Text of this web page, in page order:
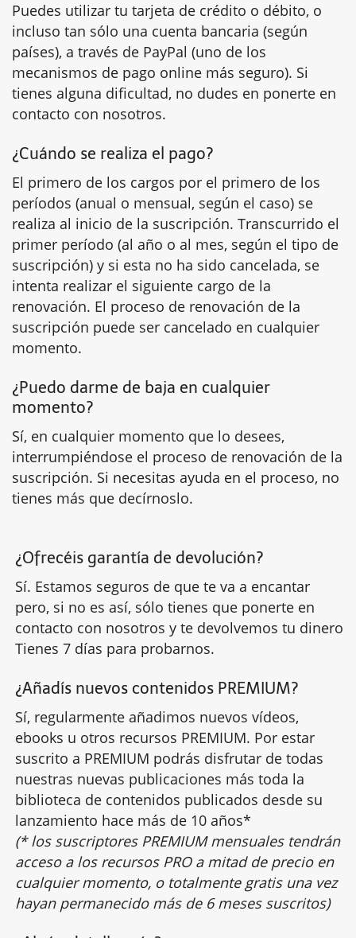
Puedes utilizar tu tarjeta de crédito o débito, o
incluso tan sólo una cuenta bancaria (según
países), a través de PayPal (uno de los
mecanismos de pago online más seguro). Si
tienes alguna dificultad, no dudes en ponerte en
contacto con nosotros.
¿Cuándo se realiza el pago?
El primero de los cargos por el primero de los
períodos (anual o mensual, según el caso) se
realiza al inicio de la suscripción. Transcurrido el
primer período (al año o al mes, según el tipo de
suscripción) y si esta no ha sido cancelada, se
intenta realizar el siguiente cargo de la
renovación. El proceso de renovación de la
suscripción puede ser cancelado en cualquier
momento.
¿Puedo darme de baja en cualquier
momento?
Sí, en cualquier momento que lo desees,
interrumpiéndose el proceso de renovación de la
suscripción. Si necesitas ayuda en el proceso, no
tienes más que decírnoslo.
¿Ofrecéis garantía de devolución?
Sí. Estamos seguros de que te va a encantar
pero, si no es así, sólo tienes que ponerte en
contacto con nosotros y te devolvemos tu dinero.
Tienes 7 días para probarnos.
¿Añadís nuevos contenidos PREMIUM?
Sí, regularmente añadimos nuevos vídeos,
ebooks u otros recursos PREMIUM. Por estar
suscrito a PREMIUM podrás disfrutar de todas
nuestras nuevas publicaciones más toda la
biblioteca de contenidos publicados desde su
lanzamiento hace más de 10 años*
(* los suscriptores PREMIUM mensuales tendrán
acceso a los recursos PRO a mitad de precio en
cualquier momento, o totalmente gratis una vez
hayan permanecido más de 6 meses suscritos)